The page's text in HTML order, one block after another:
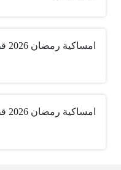
امساكية رمضان 2026 قطر pdf
امساكية رمضان 2026 قطر